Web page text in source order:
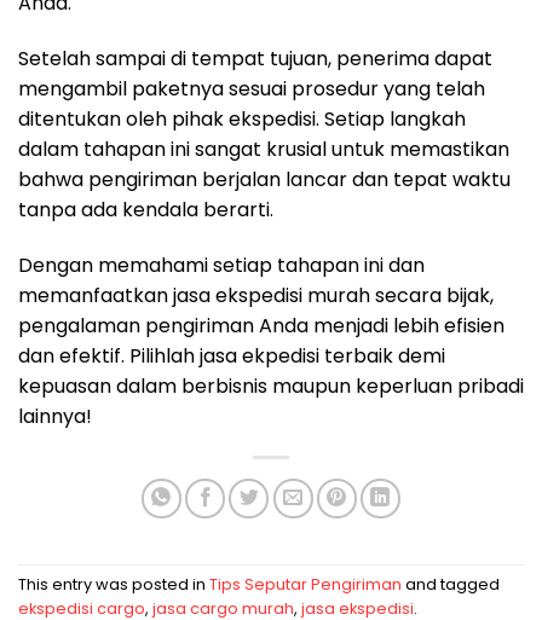
Setelah sampai di tempat tujuan, penerima dapat
mengambil paketnya sesuai prosedur yang telah
ditentukan oleh pihak ekspedisi. Setiap langkah
dalam tahapan ini sangat krusial untuk memastikan
bahwa pengiriman berjalan lancar dan tepat waktu
tanpa ada kendala berarti.
Dengan memahami setiap tahapan ini dan
memanfaatkan jasa ekspedisi murah secara bijak,
pengalaman pengiriman Anda menjadi lebih efisien
dan efektif. Pilihlah jasa ekpedisi terbaik demi
kepuasan dalam berbisnis maupun keperluan pribadi
lainnya!
This entry was posted in Tips Seputar Pengiriman and tagged
ekspedisi cargo, jasa cargo murah, jasa ekspedisi.